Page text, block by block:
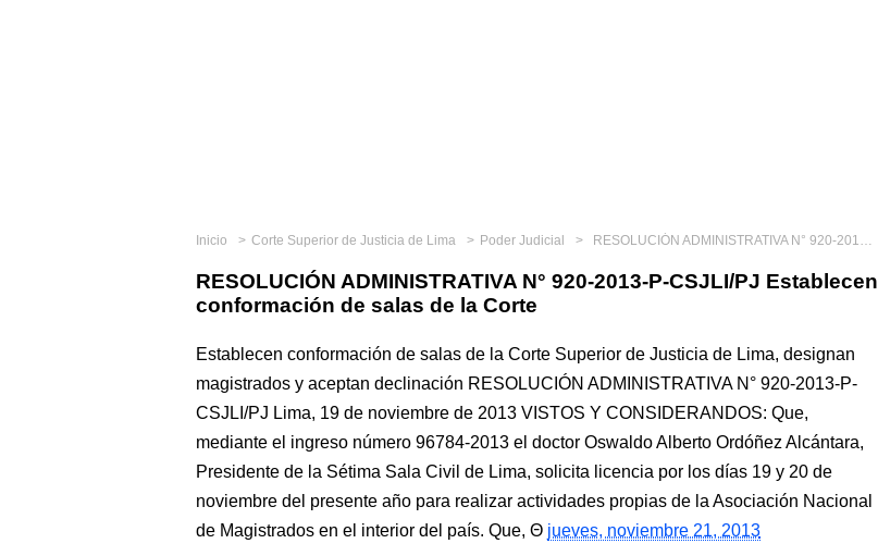
Inicio Corte Superior de Justicia de Lima Poder Judicial RESOLUCIÓN ADMINISTRATIVA N° 920-2013-P-CSJLI/PJ Establecen conformación de salas de la Corte
RESOLUCIÓN ADMINISTRATIVA N° 920-2013-P-CSJLI/PJ Establecen
conformación de salas de la Corte
Establecen conformación de salas de la Corte Superior de Justicia de Lima, designan
magistrados y aceptan declinación RESOLUCIÓN ADMINISTRATIVA N° 920-2013-P-
CSJLI/PJ Lima, 19 de noviembre de 2013 VISTOS Y CONSIDERANDOS: Que,
mediante el ingreso número 96784-2013 el doctor Oswaldo Alberto Ordóñez Alcántara,
Presidente de la Sétima Sala Civil de Lima, solicita licencia por los días 19 y 20 de
noviembre del presente año para realizar actividades propias de la Asociación Nacional
de Magistrados en el interior del país. Que,
jueves, noviembre 21, 2013